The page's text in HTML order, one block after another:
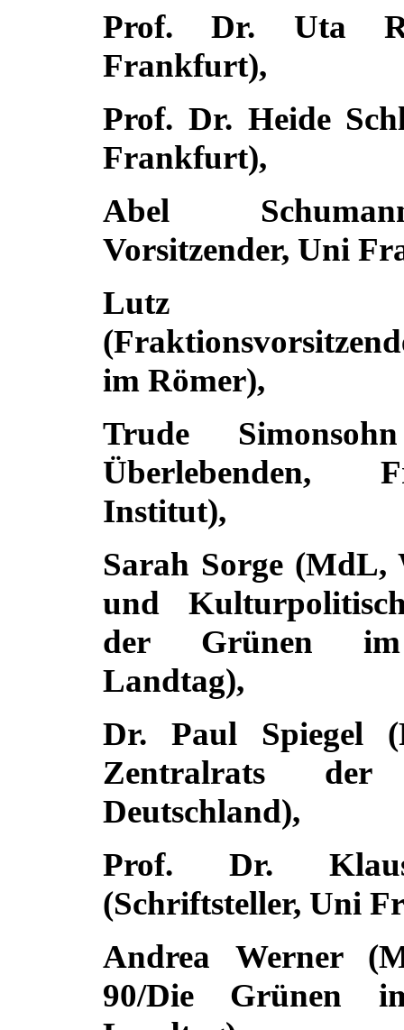
Prof. Dr. Uta
Frankfurt),
Prof. Dr. Heide
Frankfurt),
Abel
Vorsitzender, Uni
Lutz
im Römer),
Trude
Überlebenden,
Institut),
Sarah Sorge (MdL,
und
der Grünen im
Landtag),
Dr. Paul Spiegel
Zentralrats
Deutschland),
Prof. Dr.
(Schriftsteller, Uni
Andrea Werner
90/Die Grünen